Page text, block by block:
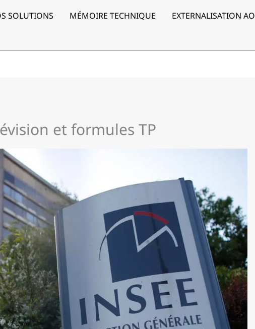
SOLUTIONS MÉMOIRE TECHNIQUE EXTERNALISATION AO
et formules TP